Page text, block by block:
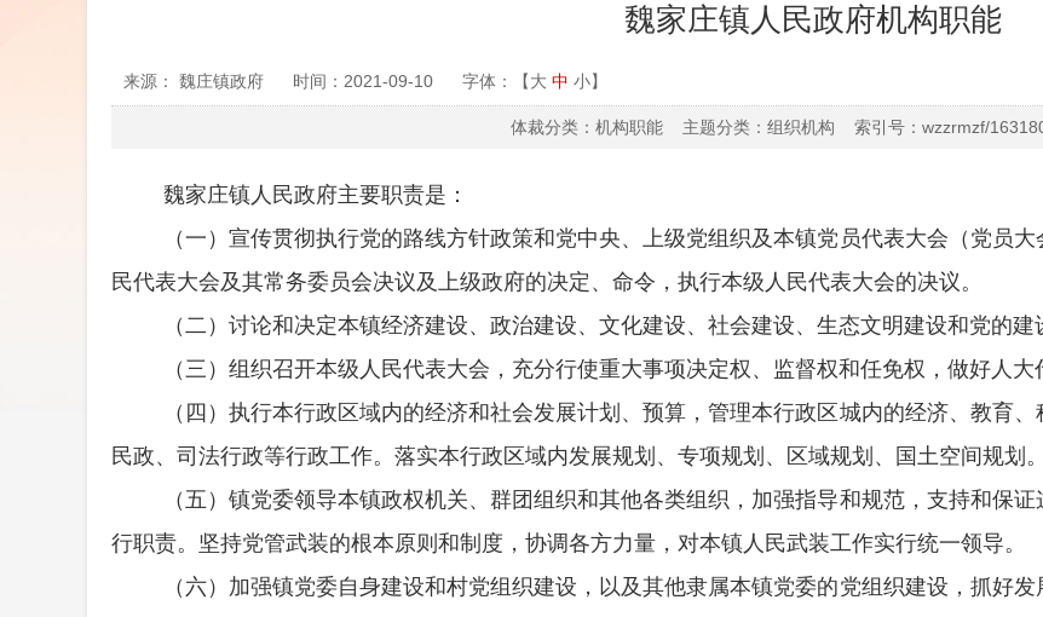
魏家庄镇人民政府机构职能
来源： 魏庄镇政府 时间：2021-09-10 字体：【大 中 小】
体裁分类：机构职能 主题分类：组织机构 索引号：wzzrmzf/
魏家庄镇人民政府主要职责是：
（一）宣传贯彻执行党的路线方针政策和党中央、上级党组织及本镇党员代表大会（党员
民代表大会及其常务委员会决议及上级政府的决定、命令，执行本级人民代表大会的决议。
（二）讨论和决定本镇经济建设、政治建设、文化建设、社会建设、生态文明建设和党的建
（三）组织召开本级人民代表大会，充分行使重大事项决定权、监督权和任免权，做好人
（四）执行本行政区域内的经济和社会发展计划、预算，管理本行政区城内的经济、教育
民政、司法行政等行政工作。落实本行政区域内发展规划、专项规划、区域规划、国土空间规划。
（五）镇党委领导本镇政权机关、群团组织和其他各类组织，加强指导和规范，支持和保
行职责。坚持党管武装的根本原则和制度，协调各方力量，对本镇人民武装工作实行统一领导。
（六）加强镇党委自身建设和村党组织建设，以及其他隶属本镇党委的党组织建设，抓好